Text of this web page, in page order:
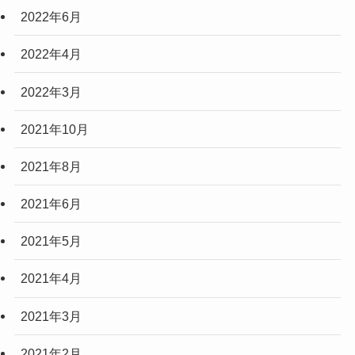
2022年6月
2022年4月
2022年3月
2021年10月
2021年8月
2021年6月
2021年5月
2021年4月
2021年3月